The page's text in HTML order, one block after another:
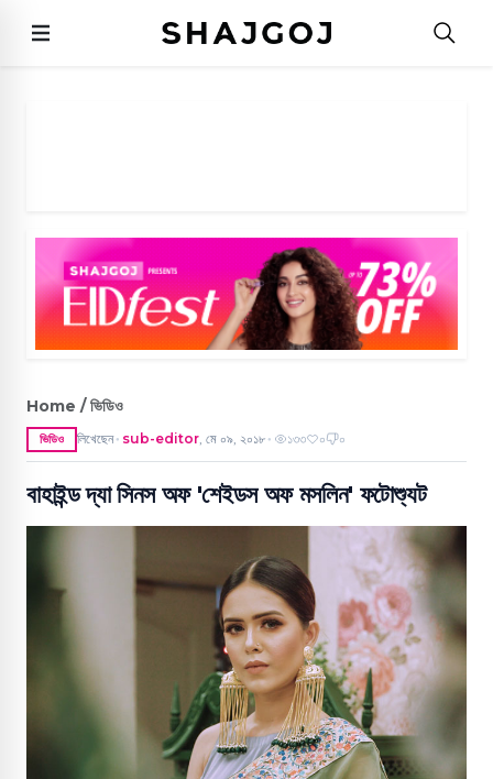
Home / ভিডিও
ভিডিও লিখেছেন ● sub-editor, মে ০৯, ২০১৮ ● ১৩৩ ০ ০
বাহাইন্ড দ্যা সিনস অফ 'শেইডস অফ মসলিন' ফটোশ্যুট